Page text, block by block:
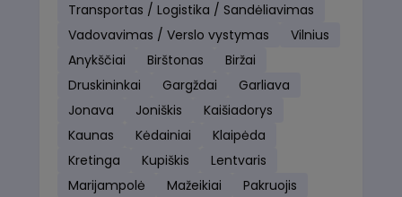
Transportas / Logistika / Sandėliavimas
Vadovavimas / Verslo vystymas
Vilnius
Anykščiai
Birštonas
Biržai
Druskininkai
Gargždai
Garliava
Jonava
Joniškis
Kaišiadorys
Kaunas
Kėdainiai
Klaipėda
Kretinga
Kupiškis
Lentvaris
Marijampolė
Mažeikiai
Pakruojis